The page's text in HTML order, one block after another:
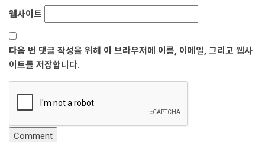
웹사이트
다음 번 댓글 작성을 위해 이 브라우저에 이름, 이메일, 그리고 웹사
이트를 저장합니다.